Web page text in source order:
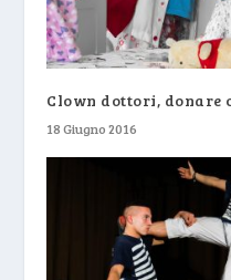
Clown dottori, donare
18 Giugno 2016